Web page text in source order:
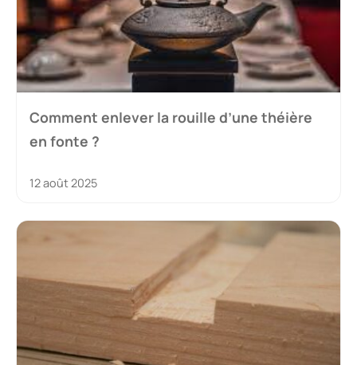
Comment enlever la rouille d’une théière
en fonte ?
12 août 2025